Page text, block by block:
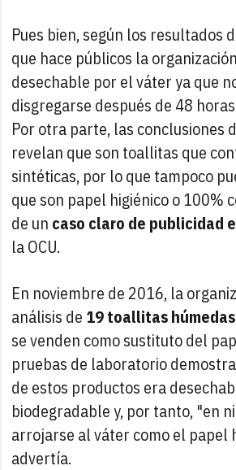
Pues bien, según los resultados
que hace públicos la
desechable por el váter ya que
disgregarse después de 48
Por otra parte, las conclusiones
revelan que son toallitas que
sintéticas, por lo que tampoco
que son papel higiénico o 100%
de un caso claro de publicidad
la OCU.
En noviembre de 2016, la
análisis de 19 toallitas
se venden como sustituto del
pruebas de laboratorio
de estos productos era
biodegradable y, por tanto, "en
arrojarse al váter como el papel
advertía.